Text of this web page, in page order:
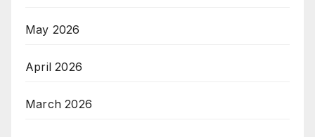
May 2026
April 2026
March 2026